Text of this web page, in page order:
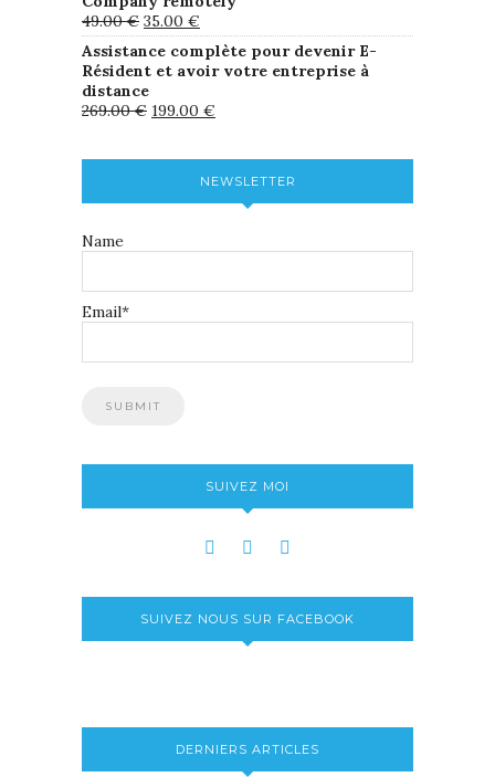
49.00€ 35.00 €
Assistance complète pour devenir E-
Résident et avoir votre entreprise à
distance
269.00€ 199.00 €
NEWSLETTER
Name
Email*
SUIVEZ MOI
SUIVEZ NOUS SUR FACEBOOK
DERNIERS ARTICLES